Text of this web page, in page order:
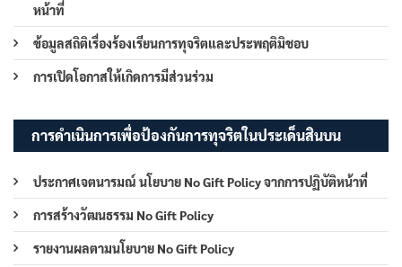
หน้าที่
ข้อมูลสถิติเรื่องร้องเรียนการทุจริตและประพฤติมิชอบ
การเปิดโอกาสให้เกิดการมีส่วนร่วม
การดำเนินการเพื่อป้องกันการทุจริตในประเด็นสินบน
ประกาศเจตนารมณ์ นโยบาย No Gift Policy จากการปฏิบัติหน้าที่
การสร้างวัฒนธรรม No Gift Policy
รายงานผลตามนโยบาย No Gift Policy